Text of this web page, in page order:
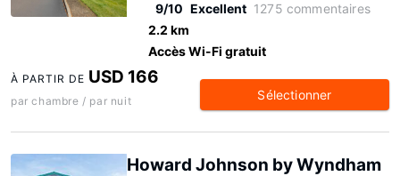
9/10 Excellent 1275 commentaires
2.2 km
Accès Wi-Fi gratuit
À PARTIR DE USD 166
par chambre / par nuit Sélectionner
Howard Johnson by Wyndham